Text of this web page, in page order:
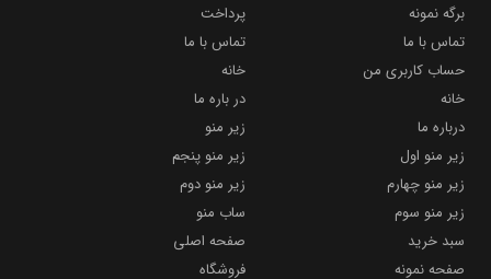
برگه نمونه
پرداخت
تماس با ما
تماس با ما
حساب کاربری من
خانه
خانه
در باره ما
درباره ما
زیر منو
زیر منو اول
زیر منو پنجم
زیر منو چهارم
زیر منو دوم
زیر منو سوم
ساب منو
سبد خرید
صفحه اصلی
صفحه نمونه
فروشگاه